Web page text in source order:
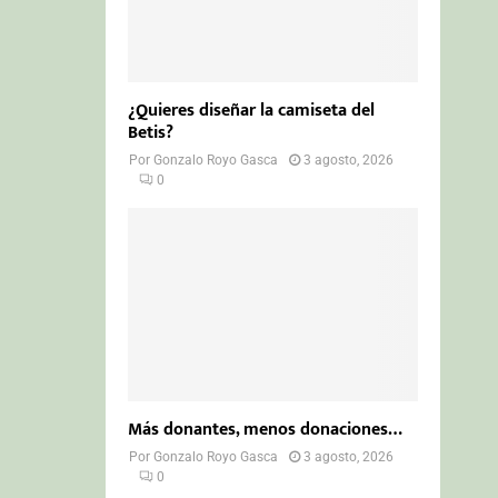
¿Quieres diseñar la camiseta del
Betis?
PorGonzalo Royo Gasca
3 agosto, 2026
0
Más donantes, menos donaciones…
PorGonzalo Royo Gasca
3 agosto, 2026
0